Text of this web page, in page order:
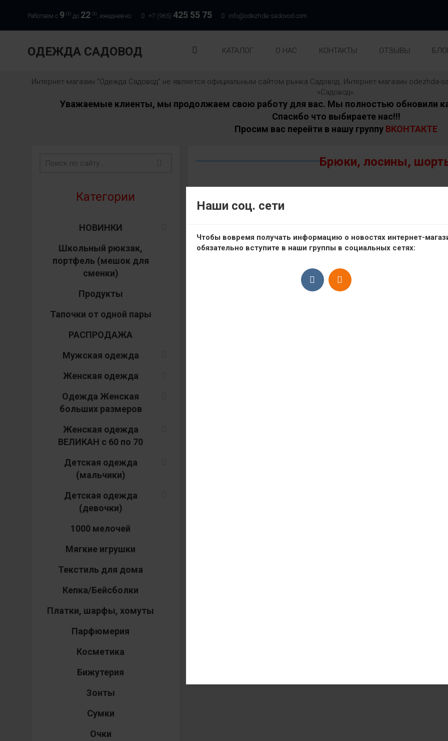
Работаем с 9 00 до 22 00, ежедневно: +7 (965) 425 55 75 info@odezhda-sadovod.com
ОДЕЖДА САДОВОД КАТАЛОГ О НАС КОНТАКТЫ ОТЗЫВЫ
Интернет-магазин "Одежда Садовод" не является официальным сайтом рынка Садовод. Интернет-магазин
«Садовод».
Уважаемые клиенты, мы продолжаем свою работу для вас. Мы полностью обновили
Спасибо что выбираете нас!!!
Просим вас перейти в нашу группу ВКОНТАКТЕ
Категории
НОВИНКИ
Школьный рюкзак,
портфель (мешок для
сменки)
Продукты
Тапочки от одной пары
РАСПРОДАЖА
Мужская одежда
Женская одежда
Одежда Женская
больших размеров
Женская одежда
ВЕЛИКАН с 60 по 70
Детская одежда
(мальчики)
Детская одежда
(девочки)
1000 мелочей
Мягкие игрушки
Текстиль для дома
Кепка/Бейсболки
Платки, шарфы, хомуты
Парфюмерия
Косметика
Бижутерия
Зонты
Сумки
Очки
Брюки, лосины,
Наши соц. сети
Чтобы вовремя получать информацию о новостях интернет-
обязательно вступите в наши группы в социальных сетях: